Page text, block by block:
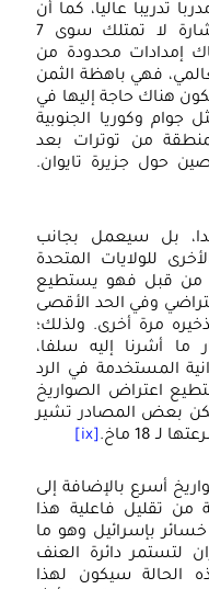
عاليا، كما أن
الولايات المتحدة كما سبقت الإشارة لا تمتلك سوى 7
محدودة من
فهي باهظة الثمن
حاجة إليها في
الجنوبية
توترات بعد
جزيرة تايوان.
سيعمل بجانب
المتحدة
قبل فهو يستطيع
اعتراضي وفي الحد الأقصى
أخرى. ولذلك؛
إليه سلفا،
في الرد
الصواريخ
ماخ، ولكن بعض المصادر تشير
[ix]
بالإضافة إلى
فاعلية هذا
وهو ما
دائرة العنف
سيكون لهذا